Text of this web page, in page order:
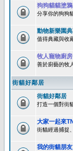
狗狗貓貓塗鴉
分享你的狗狗
動物新樂園
值得典藏與收
牧人寵物廚房
善於廚藝的牧
街貓好鄰居
街貓好鄰居
打造一個對街
大家一起來
街貓經過捕捉
我的街貓朋友